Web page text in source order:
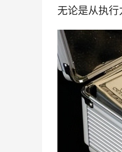
无论是从执